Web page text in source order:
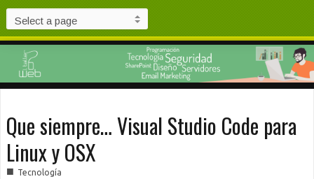
Que siempre… Visual Studio Code para
Linux y OSX
■ Tecnología